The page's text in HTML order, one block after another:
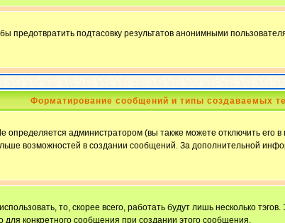
предотвратить подтасовку результатов анонимными
Форматирование сообщений и типы создаваемых
определяется администратором (вы также можете отключить
возможностей в создании сообщений. За дополнительной
то, скорее всего, работать будут лишь несколько
конкретного сообщения при создании этого сообщения.